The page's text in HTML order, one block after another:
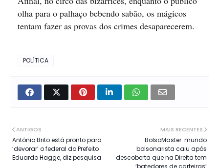
olha para o palhaço bebendo sabão, os mágicos
tentam fazer as provas dos crimes desaparecerem.
POLÍTICA
MAIS RECENTES
BolsoMaster: mundo
bolsonarista caiu após
descoberta que na Direita tem
‘batedores de carteiras’
ANTIGOS
Antônio Brito está pronto para
‘devorar’ o federal do Prefeito
Eduardo Hagge, diz pesquisa